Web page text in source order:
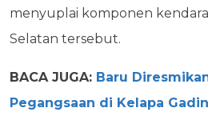
menyuplai komponen
Selatan tersebut.
BACA JUGA: Baru
Pegangsaan di Kelapa